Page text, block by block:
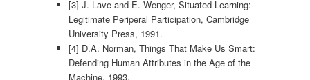
[3] J. Lave and E. Wenger, Situated Learning:
Legitimate Periperal Participation, Cambridge
University Press, 1991.
[4] D.A. Norman, Things That Make Us Smart:
Defending Human Attributes in the Age of the
Machine, 1993.